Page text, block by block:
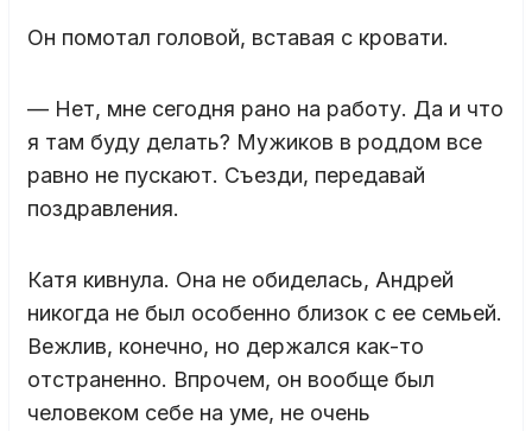
Он помотал головой, вставая с кровати.
— Нет, мне сегодня рано на работу. Да и что
я там буду делать? Мужиков в роддом все
равно не пускают. Съезди, передавай
поздравления.
Катя кивнула. Она не обиделась, Андрей
никогда не был особенно близок с ее семьей.
Вежлив, конечно, но держался как-то
отстраненно. Впрочем, он вообще был
человеком себе на уме, не очень